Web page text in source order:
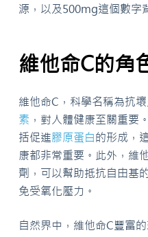
源，以及500mg這個數字
維他命C的角
維他命C，科學名稱為抗
素 ，對人體健康至關重要
括促進膠原蛋白的形成，
康都非常重要。此外，維
劑，可以幫助抵抗自由基
免受氧化壓力。
自然界中，維他命C豐富